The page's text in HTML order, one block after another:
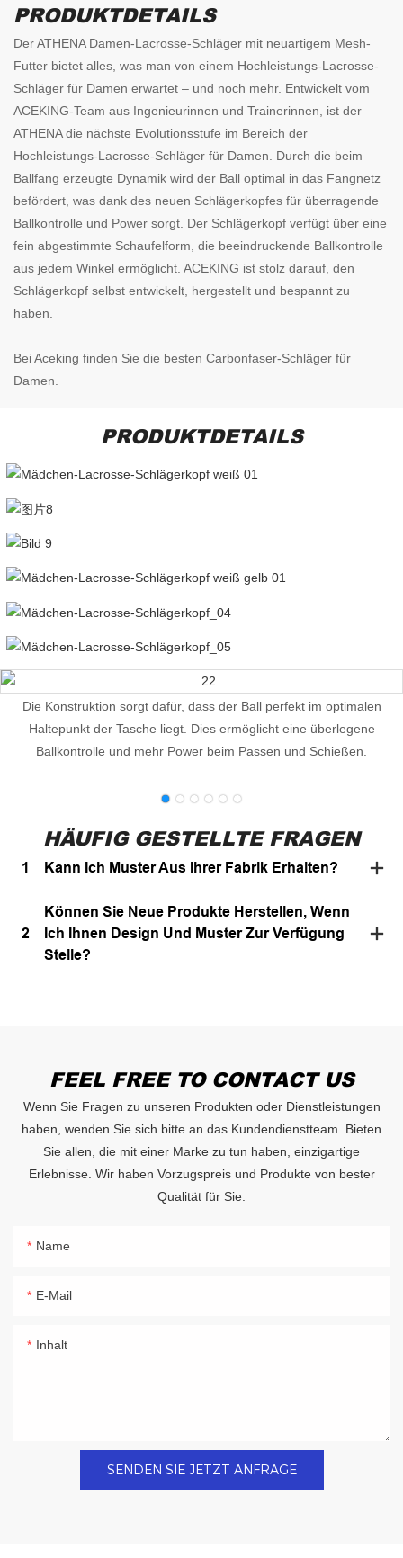
PRODUKTDETAILS
Der ATHENA Damen-Lacrosse-Schläger mit neuartigem Mesh-
Futter bietet alles, was man von einem Hochleistungs-Lacrosse-
Schläger für Damen erwartet – und noch mehr. Entwickelt vom
ACEKING-Team aus Ingenieurinnen und Trainerinnen, ist der
ATHENA die nächste Evolutionsstufe im Bereich der
Hochleistungs-Lacrosse-Schläger für Damen. Durch die beim
Ballfang erzeugte Dynamik wird der Ball optimal in das Fangnetz
befördert, was dank des neuen Schlägerkopfes für überragende
Ballkontrolle und Power sorgt. Der Schlägerkopf verfügt über eine
fein abgestimmte Schaufelform, die beeindruckende Ballkontrolle
aus jedem Winkel ermöglicht. ACEKING ist stolz darauf, den
Schlägerkopf selbst entwickelt, hergestellt und bespannt zu
haben.
Bei Aceking finden Sie die besten Carbonfaser-Schläger für
Damen.
PRODUKTDETAILS
Die Konstruktion sorgt dafür, dass der Ball perfekt im optimalen
Haltepunkt der Tasche liegt. Dies ermöglicht eine überlegene
Ballkontrolle und mehr Power beim Passen und Schießen.
HÄUFIG GESTELLTE FRAGEN
1 Kann Ich Muster Aus Ihrer Fabrik Erhalten?
2
Können Sie Neue Produkte Herstellen, Wenn
Ich Ihnen Design Und Muster Zur Verfügung
Stelle?
FEEL FREE TO CONTACT US
Wenn Sie Fragen zu unseren Produkten oder Dienstleistungen
haben, wenden Sie sich bitte an das Kundendienstteam. Bieten
Sie allen, die mit einer Marke zu tun haben, einzigartige
Erlebnisse. Wir haben Vorzugspreis und Produkte von bester
Qualität für Sie.
Name
E-Mail
Inhalt
SENDEN SIE JETZT ANFRAGE